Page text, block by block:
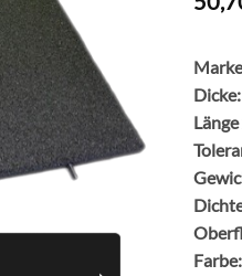
Dicke:
Farbe: